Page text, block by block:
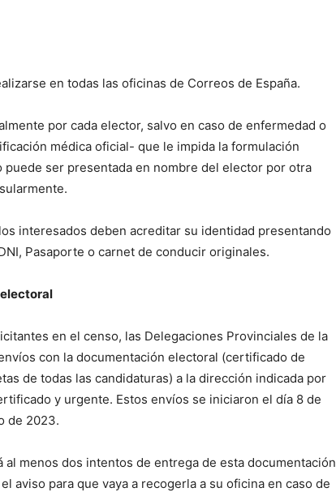
en todas las oficinas de Correos de España.
por cada elector, salvo en caso de enfermedad o
médica oficial- que le impida la formulación
puede ser presentada en nombre del elector por otra
interesados deben acreditar su identidad presentando
Pasaporte o carnet de conducir originales.
en el censo, las Delegaciones Provinciales de la
con la documentación electoral (certificado de
de todas las candidaturas) a la dirección indicada por
y urgente. Estos envíos se iniciaron el día 8 de
de 2023.
menos dos intentos de entrega de esta documentación
aviso para que vaya a recogerla a su oficina en caso de